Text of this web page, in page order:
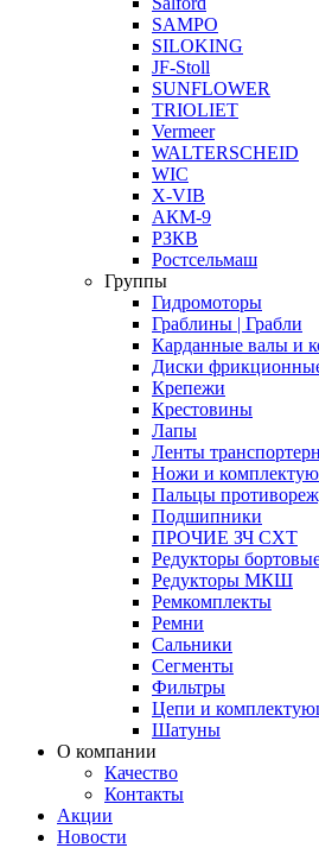
SAMPO
SILOKING
JF-Stoll
SUNFLOWER
TRIOLIET
Vermeer
WALTERSCHEID
WIC
X-VIB
АКМ-9
РЗКВ
Ростсельмаш
Группы
Гидромоторы
Граблины | Грабли
Карданные валы и
Диски
Крепежи
Крестовины
Лапы
Ленты
Ножи и
Пальцы
Подшипники
ПРОЧИЕ ЗЧ СХТ
Редукторы
Редукторы МКШ
Ремкомплекты
Ремни
Сальники
Сегменты
Фильтры
Цепи и
Шатуны
О компании
Качество
Контакты
Акции
Новости